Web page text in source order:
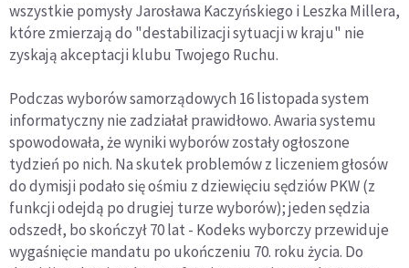
wszystkie pomysły Jarosława Kaczyńskiego i Leszka Millera,
które zmierzają do "destabilizacji sytuacji w kraju" nie
zyskają akceptacji klubu Twojego Ruchu.
Podczas wyborów samorządowych 16 listopada system
informatyczny nie zadziałał prawidłowo. Awaria systemu
spowodowała, że wyniki wyborów zostały ogłoszone
tydzień po nich. Na skutek problemów z liczeniem głosów
do dymisji podało się ośmiu z dziewięciu sędziów PKW (z
funkcji odejdą po drugiej turze wyborów); jeden sędzia
odszedł, bo skończył 70 lat - Kodeks wyborczy przewiduje
wygaśnięcie mandatu po ukończeniu 70. roku życia. Do